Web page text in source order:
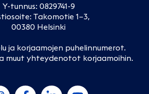
Y-tunnus: 0829741-9
Takomotie 1–3,
00380 Helsinki
ja korjaamojen puhelinnumerot.
muut yhteydenotot korjaamoihin.